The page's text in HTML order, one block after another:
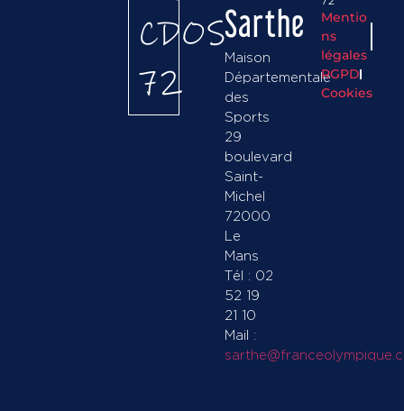
CDOS
72
Sarthe
Maison
Départementale
des
Sports
29
boulevard
Saint-
Michel
72000
Le
Mans
Tél : 02
52 19
21 10
Mail :
Mentio
ns
légales
RGPD
Cookies